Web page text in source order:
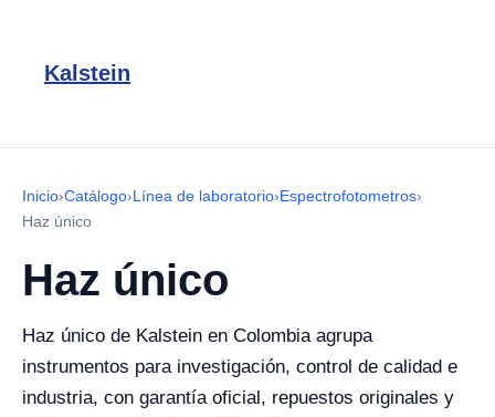
Kalstein
Inicio›Catálogo›Línea de laboratorio›Espectrofotometros›
Haz único
Haz único
Haz único de Kalstein en Colombia agrupa
instrumentos para investigación, control de calidad e
industria, con garantía oficial, repuestos originales y